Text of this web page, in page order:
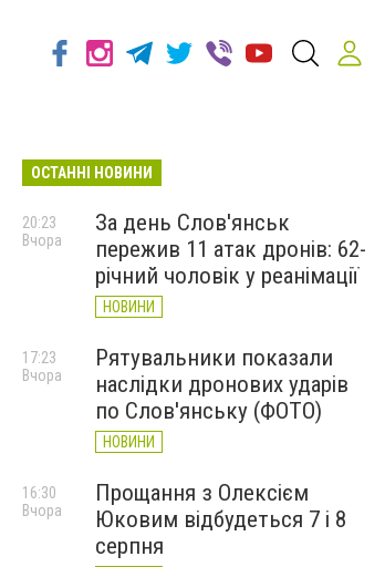
ОСТАННІ НОВИНИ
За день Слов'янськ
пережив 11 атак дронів: 62-
річний чоловік у реанімації
НОВИНИ
20:23
Вчора
Рятувальники показали
наслідки дронових ударів
по Слов'янську (ФОТО)
НОВИНИ
17:23
Вчора
Прощання з Олексієм
Юковим відбудеться 7 і 8
серпня
16:30
Вчора